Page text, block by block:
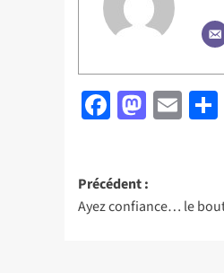
Facebook
Navigation
d’article
Précédent :
Ayez confiance… le